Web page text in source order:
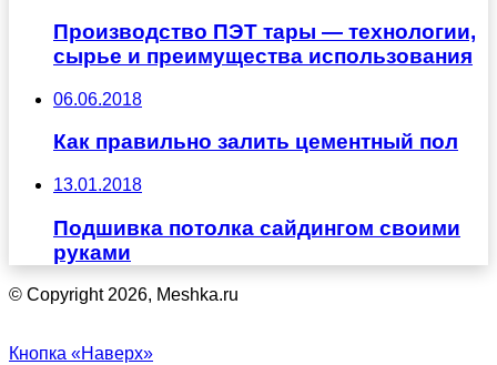
Производство ПЭТ тары — технологии,
сырье и преимущества использования
06.06.2018
Как правильно залить цементный пол
13.01.2018
Подшивка потолка сайдингом своими
руками
© Copyright 2026, Meshka.ru
Кнопка «Наверх»